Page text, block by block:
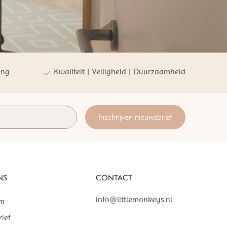
Kwaliteit | Veiligheid | Duurzaamheid
Inschrijven nieuwsbrief
CONTACT
info@littlemonkeys.nl